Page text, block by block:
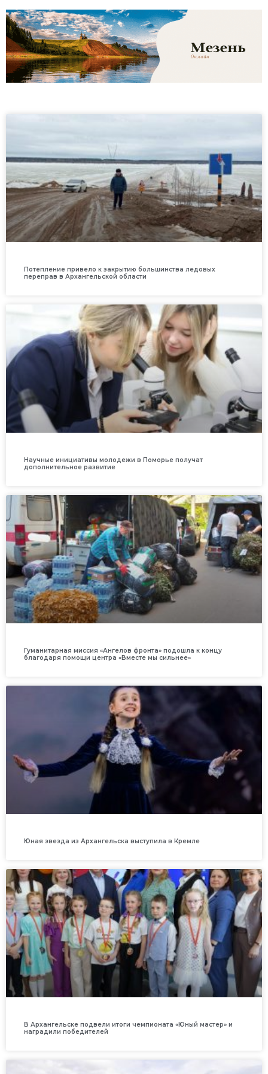
Потепление привело к закрытию большинства ледовых
переправ в Архангельской области
Научные инициативы молодежи в Поморье получат
дополнительное развитие
Гуманитарная миссия «Ангелов фронта» подошла к концу
благодаря помощи центра «Вместе мы сильнее»
Юная звезда из Архангельска выступила в Кремле
В Архангельске подвели итоги чемпионата «Юный мастер» и
наградили победителей